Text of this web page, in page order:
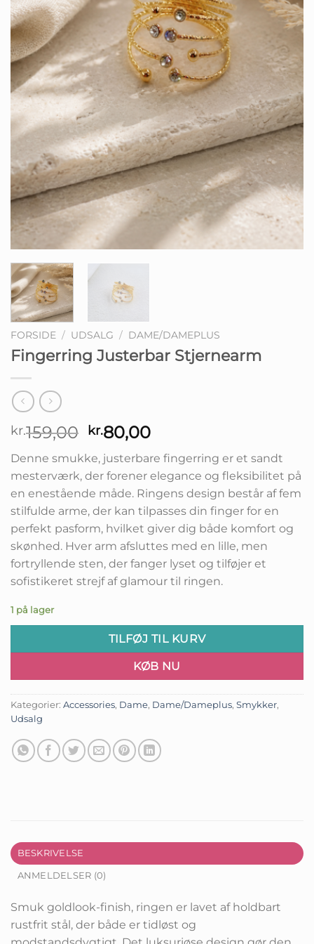
FORSIDE / UDSALG / DAME/DAMEPLUS
Fingerring Justerbar Stjernearm
kr.159,00 Den
oprindelige
pris
var:
kr.159,00.
kr.80,00Den
aktuelle
pris
er:
kr.80,00.
Denne smukke, justerbare fingerring er et sandt
mesterværk, der forener elegance og fleksibilitet på
en enestående måde. Ringens design består af fem
stilfulde arme, der kan tilpasses din finger for en
perfekt pasform, hvilket giver dig både komfort og
skønhed. Hver arm afsluttes med en lille, men
fortryllende sten, der fanger lyset og tilføjer et
sofistikeret strejf af glamour til ringen.
1 på lager
TILFØJ TIL KURV
KØB NU
Kategorier: Accessories, Dame, Dame/Dameplus, Smykker,
Udsalg
BESKRIVELSE
ANMELDELSER (0)
Smuk goldlook-finish, ringen er lavet af holdbart
rustfrit stål, der både er tidløst og